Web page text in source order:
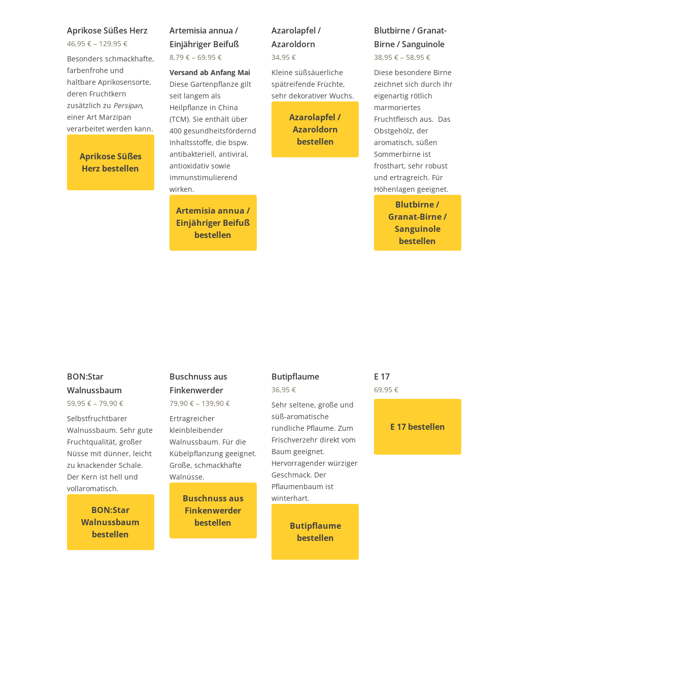
Aprikose Süßes Herz
46,95 € – 129,95 €
Besonders schmackhafte,
farbenfrohe und
haltbare Aprikosensorte,
deren Fruchtkern
zusätzlich zu Persipan,
einer Art Marzipan
verarbeitet werden kann.
Aprikose Süßes
Herz bestellen
Dieses Produkt weist mehrere Varianten auf. Die Optionen können auf der Produktseite gewählt werden
Artemisia annua /
Einjähriger Beifuß
8,79 €– 69,95 €
Versand ab Anfang Mai
Diese Gartenpflanze gilt
seit langem als
Heilpflanze in China
(TCM). Sie enthält über
400 gesundheitsfördernd
Inhaltsstoffe, die bspw.
antibakteriell, antiviral,
antioxidativ sowie
immunstimulierend
wirken.
Artemisia annua /
Einjähriger Beifuß
bestellen
Azarolapfel /
Azaroldorn
34,95€
Kleine süßsäuerliche
spätreifende Früchte,
sehr dekorativer Wuchs.
Azarolapfel /
Azaroldorn
bestellen
Dieses Produkt weist mehrere Varianten auf. Die Optionen können auf der Produktseite gewählt werden
Blutbirne / Granat-
Birne / Sanguinole
38,95 €– 58,95 €
Diese besondere Birne
zeichnet sich durch ihr
eigenartig rötlich
marmoriertes
Fruchtfleisch aus. Das
Obstgehölz, der
aromatisch, süßen
Sommerbirne ist
frosthart, sehr robust
und ertragreich. Für
Höhenlagen geeignet.
Blutbirne /
Granat-Birne /
Sanguinole
bestellen
BON:Star
Walnussbaum
59,95 € – 79,90 €
Selbstfruchtbarer
Walnussbaum. Sehr gute
Fruchtqualität, großer
Nüsse mit dünner, leicht
zu knackender Schale.
Der Kern ist hell und
vollaromatisch.
BON:Star
Walnussbaum
bestellen
Dieses Produkt weist mehrere Varianten auf. Die Optionen können auf der Produktseite gewählt werden
Buschnuss aus
Finkenwerder
79,90 €– 139,90 €
Ertragreicher
kleinbleibender
Walnussbaum. Für die
Kübelpflanzung geeignet.
Große, schmackhafte
Walnüsse.
Buschnuss aus
Finkenwerder
bestellen
Dieses Produkt weist mehrere Varianten auf. Die Optionen können auf der Produktseite gewählt werden
Butipflaume
36,95€
Sehr seltene, große und
süß-aromatische
rundliche Pflaume. Zum
Frischverzehr direkt vom
Baum geeignet.
Hervorragender würziger
Geschmack. Der
Pflaumenbaum ist
winterhart.
Butipflaume
bestellen
E 17
69,95 €
E 17 bestellen